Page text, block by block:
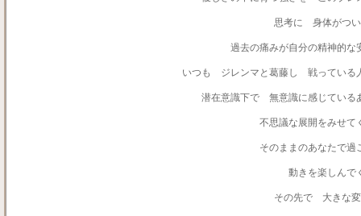
思考に 身体がつい
過去の痛みが自分の精神的な
いつも ジレンマと葛藤し 戦っている
潜在意識下で 無意識に感じている
不思議な展開をみせて
そのままのあなたで過
動きを楽しんで
その先で 大きな